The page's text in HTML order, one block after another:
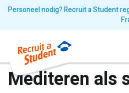
Personeel nodig? Recruit a Student
Mediteren als